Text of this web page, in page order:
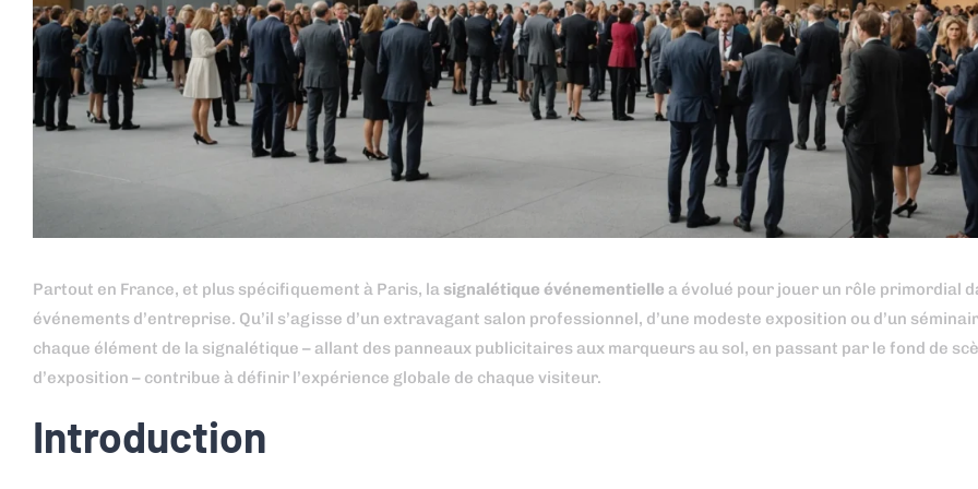
Partout en France, et plus spécifiquement à Paris, la signalétique événementielle a évolué pour jouer un rôle primordial
événements d’entreprise. Qu’il s’agisse d’un extravagant salon professionnel, d’une modeste exposition ou d’un
chaque élément de la signalétique – allant des panneaux publicitaires aux marqueurs au sol, en passant par le fond de
d’exposition – contribue à définir l’expérience globale de chaque visiteur.
Introduction